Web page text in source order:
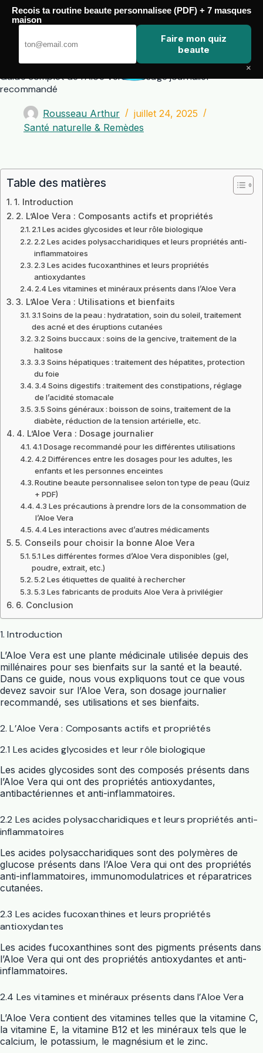
Passer
contenu
Guide complet de l’Aloe Vera : Dosage journalier
recommandé
Rousseau Arthur
juillet 24, 2025
Santé naturelle & Remèdes
Table des matières
1. Introduction
2. L’Aloe Vera : Composants actifs et propriétés
2.1 Les acides glycosides et leur rôle biologique
2.2 Les acides polysaccharidiques et leurs propriétés anti-
inflammatoires
2.3 Les acides fucoxanthines et leurs propriétés
antioxydantes
2.4 Les vitamines et minéraux présents dans l’Aloe Vera
3. L’Aloe Vera : Utilisations et bienfaits
3.1 Soins de la peau : hydratation, soin du soleil, traitement
des acné et des éruptions cutanées
3.2 Soins buccaux : soins de la gencive, traitement de la
halitose
3.3 Soins hépatiques : traitement des hépatites, protection
du foie
3.4 Soins digestifs : traitement des constipations, réglage
de l’acidité stomacale
3.5 Soins généraux : boisson de soins, traitement de la
diabète, réduction de la tension artérielle, etc.
4. L’Aloe Vera : Dosage journalier
4.1 Dosage recommandé pour les différentes utilisations
4.2 Différences entre les dosages pour les adultes, les
enfants et les personnes enceintes
Routine beaute personnalisee selon ton type de peau (Quiz
+ PDF)
4.3 Les précautions à prendre lors de la consommation de
l’Aloe Vera
4.4 Les interactions avec d’autres médicaments
5. Conseils pour choisir la bonne Aloe Vera
5.1 Les différentes formes d’Aloe Vera disponibles (gel,
poudre, extrait, etc.)
5.2 Les étiquettes de qualité à rechercher
5.3 Les fabricants de produits Aloe Vera à privilégier
6. Conclusion
1. Introduction
L’Aloe Vera est une plante médicinale utilisée depuis des
millénaires pour ses bienfaits sur la santé et la beauté.
Dans ce guide, nous vous expliquons tout ce que vous
devez savoir sur l’Aloe Vera, son dosage journalier
recommandé, ses utilisations et ses bienfaits.
2. L’Aloe Vera : Composants actifs et propriétés
2.1 Les acides glycosides et leur rôle biologique
Les acides glycosides sont des composés présents dans
l’Aloe Vera qui ont des propriétés antioxydantes,
antibactériennes et anti-inflammatoires.
2.2 Les acides polysaccharidiques et leurs propriétés anti-
inflammatoires
Les acides polysaccharidiques sont des polymères de
glucose présents dans l’Aloe Vera qui ont des propriétés
anti-inflammatoires, immunomodulatrices et réparatrices
cutanées.
2.3 Les acides fucoxanthines et leurs propriétés
antioxydantes
Les acides fucoxanthines sont des pigments présents dans
l’Aloe Vera qui ont des propriétés antioxydantes et anti-
inflammatoires.
2.4 Les vitamines et minéraux présents dans l’Aloe Vera
L’Aloe Vera contient des vitamines telles que la vitamine C,
la vitamine E, la vitamine B12 et les minéraux tels que le
calcium, le potassium, le magnésium et le zinc.
Recois ta routine beaute personnalisee (PDF) + 7 masques
maison
Faire mon quiz
beaute
×